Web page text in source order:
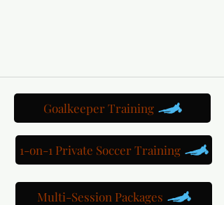
Goalkeeper Training
1-on-1 Private Soccer Training
Multi-Session Packages